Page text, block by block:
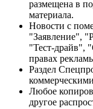
размещена в
материала.
Новости с
"Заявление",
"Тест-драйв",
правах
Раздел
Любое
другое